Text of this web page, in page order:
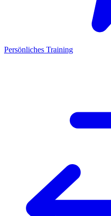
Persönliches Training